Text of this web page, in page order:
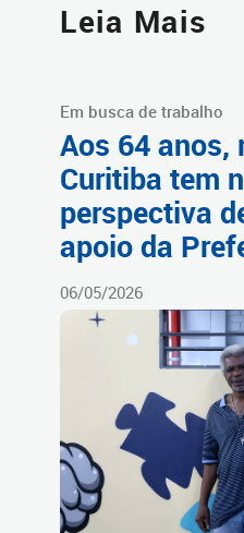
Leia Mais
Em busca de trabalho
Aos 64 anos,
Curitiba tem
perspectiva
apoio da
06/05/2026